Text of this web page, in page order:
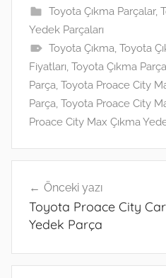
l
s
A
p
p
e
n
gr
m
Toyota Çıkma Parçalar,
Yedek Parçaları
Toyota Çıkma, Toyota
Fiyatları, Toyota Çıkma Parça
Parça, Toyota Proace City
Parça, Toyota Proace City
Proace City Max Çıkma
gezinmesi
Önceki yazı
Toyota Proace City
Yedek Parça